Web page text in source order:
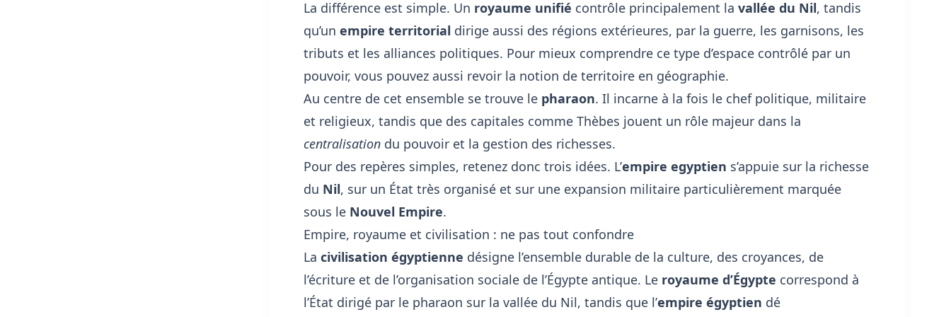
La différence est simple. Un royaume unifié contrôle principalement la vallée du Nil, tandis
qu’un empire territorial dirige aussi des régions extérieures, par la guerre, les garnisons, les
tributs et les alliances politiques. Pour mieux comprendre ce type d’espace contrôlé par un
pouvoir, vous pouvez aussi revoir la notion de territoire en géographie.
Au centre de cet ensemble se trouve le pharaon. Il incarne à la fois le chef politique, militaire
et religieux, tandis que des capitales comme Thèbes jouent un rôle majeur dans la
centralisationdu pouvoir et la gestion des richesses.
Pour des repères simples, retenez donc trois idées. L’empire egyptien s’appuie sur la richesse
du Nil, sur un État très organisé et sur une expansion militaire particulièrement marquée
sous le Nouvel Empire.
Empire, royaume et civilisation : ne pas tout confondre
La civilisation égyptienne désigne l’ensemble durable de la culture, des croyances, de
l’écriture et de l’organisation sociale de l’Égypte antique. Le royaume d’Égypte correspond à
l’État dirigé par le pharaon sur la vallée du Nil, tandis que l’empire égyptien dé